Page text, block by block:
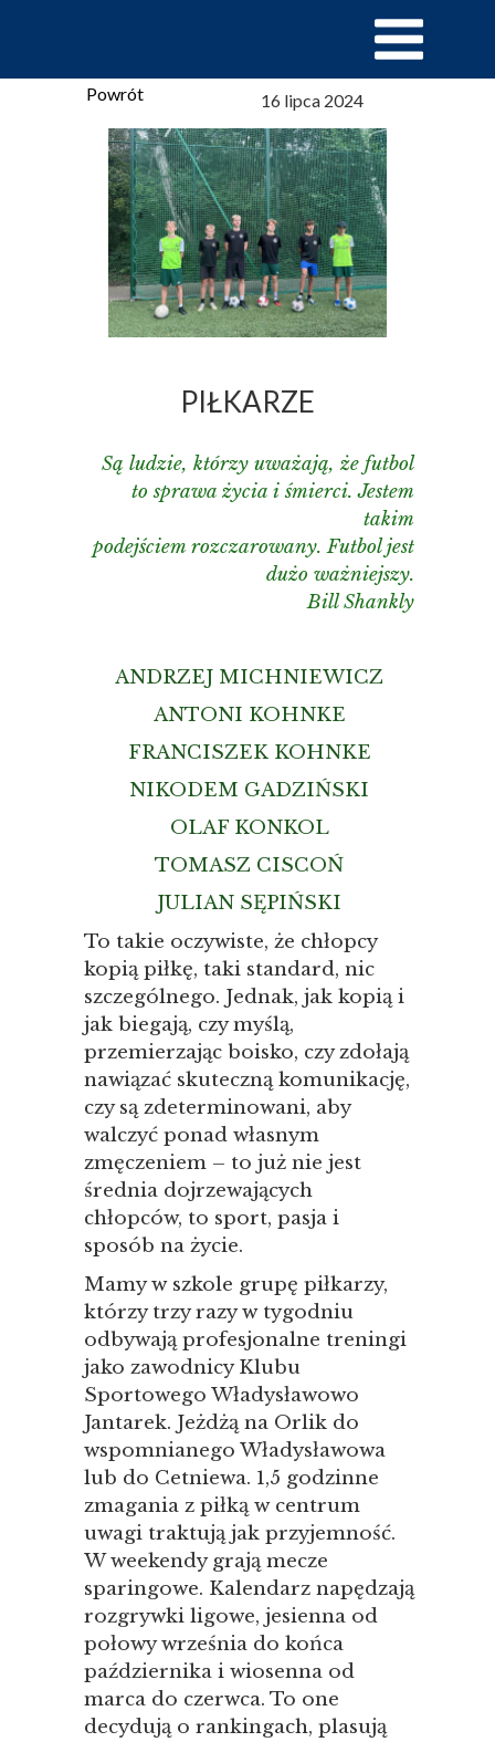
Powrót 16 lipca 2024
PIŁKARZE
Są ludzie, którzy uważają, że futbol
to sprawa życia i śmierci. Jestem
takim
podejściem rozczarowany. Futbol jest
dużo ważniejszy.
Bill Shankly
ANDRZEJ MICHNIEWICZ
ANTONI KOHNKE
FRANCISZEK KOHNKE
NIKODEM GADZIŃSKI
OLAF KONKOL
TOMASZ CISCOŃ
JULIAN SĘPIŃSKI
To takie oczywiste, że chłopcy
kopią piłkę, taki standard, nic
szczególnego. Jednak, jak kopią i
jak biegają, czy myślą,
przemierzając boisko, czy zdołają
nawiązać skuteczną komunikację,
czy są zdeterminowani, aby
walczyć ponad własnym
zmęczeniem – to już nie jest
średnia dojrzewających
chłopców, to sport, pasja i
sposób na życie.
Mamy w szkole grupę piłkarzy,
którzy trzy razy w tygodniu
odbywają profesjonalne treningi
jako zawodnicy Klubu
Sportowego Władysławowo
Jantarek. Jeżdżą na Orlik do
wspomnianego Władysławowa
lub do Cetniewa. 1,5 godzinne
zmagania z piłką w centrum
uwagi traktują jak przyjemność.
W weekendy grają mecze
sparingowe. Kalendarz napędzają
rozgrywki ligowe, jesienna od
połowy września do końca
października i wiosenna od
marca do czerwca. To one
decydują o rankingach, plasują